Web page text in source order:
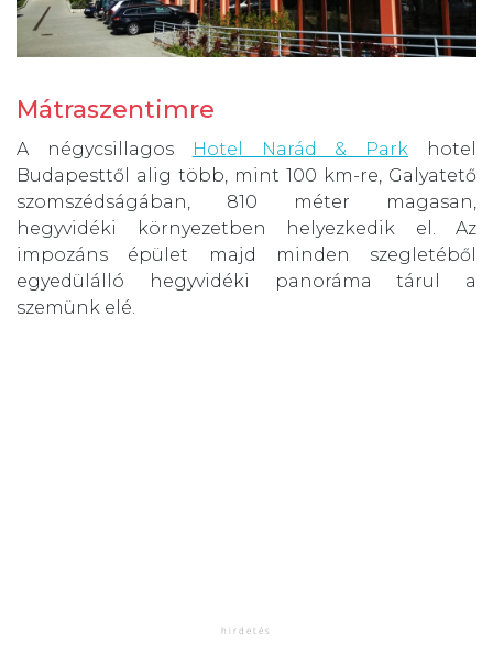
Mátraszentimre
A négycsillagos Hotel Narád & Park hotel
Budapesttől alig több, mint 100 km-re, Galyatető
szomszédságában, 810 méter magasan,
hegyvidéki környezetben helyezkedik el. Az
impozáns épület majd minden szegletéből
egyedülálló hegyvidéki panoráma tárul a
szemünk elé.